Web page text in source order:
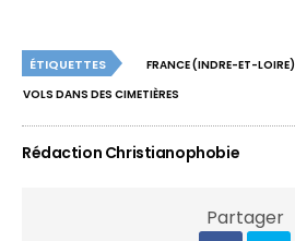
ÉTIQUETTES FRANCE (INDRE-ET-LOIRE)
VOLS DANS DES CIMETIÈRES
Rédaction Christianophobie
Partager